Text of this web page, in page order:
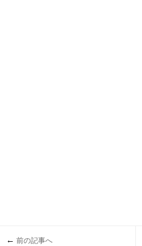
← 前の記事へ